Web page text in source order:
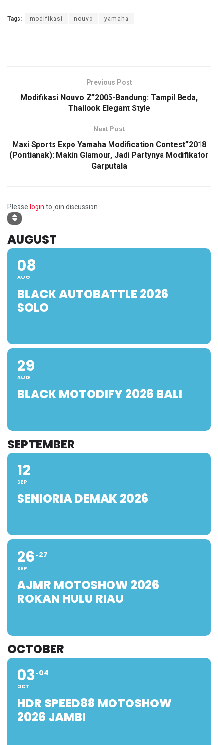
Tags: modifikasi nouvo yamaha
Previous Post
Modifikasi Nouvo Z”2005-Bandung: Tampil Beda,
Thailook Elegant Style
Next Post
Maxi Sports Expo Yamaha Modification Contest”2018
(Pontianak): Makin Glamour, Jadi Partynya Modifikator
Garputala
Please login to join discussion
AUGUST
08
AUG
BLACK AUTOBATTLE 2026
SOLO
29
AUG
BLACK MOTODIFY 2026 BALI
SEPTEMBER
12
SEP
SENIORIA DEMAK 2026
26
SEP
27
AJMR MOTOSHOW 2026
ROKAN HULU RIAU
OCTOBER
03
OCT
04
HDR SPEED88 MOTOSHOW
2026 JAMBI